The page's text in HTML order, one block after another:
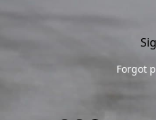
Forgot